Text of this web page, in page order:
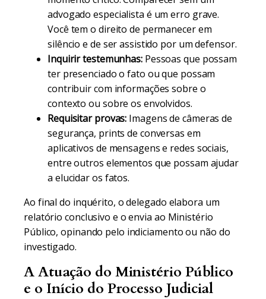
advogado especialista é um erro grave.
Você tem o direito de permanecer em
silêncio e de ser assistido por um defensor.
Inquirir testemunhas:Pessoas que possam
ter presenciado o fato ou que possam
contribuir com informações sobre o
contexto ou sobre os envolvidos.
Requisitar provas: Imagens de câmeras de
segurança, prints de conversas em
aplicativos de mensagens e redes sociais,
entre outros elementos que possam ajudar
a elucidar os fatos.
Ao final do inquérito, o delegado elabora um
relatório conclusivo e o envia ao Ministério
Público, opinando pelo indiciamento ou não do
investigado.
A Atuação do Ministério Público
e o Início do Processo Judicial